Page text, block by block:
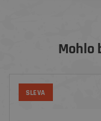
Mohlo
SLEVA